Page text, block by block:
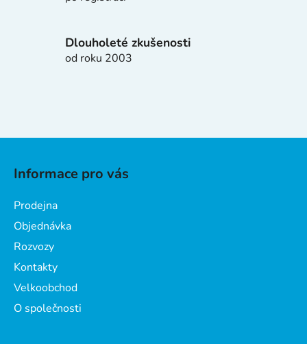
u
Dlouholeté zkušenosti
od roku 2003
Informace pro vás
Prodejna
Objednávka
Rozvozy
Kontakty
Velkoobchod
O společnosti